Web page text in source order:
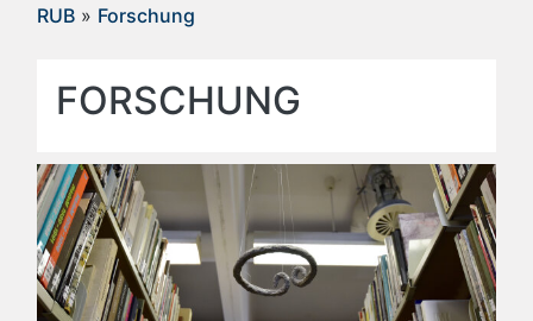
RUB » Forschung
FORSCHUNG